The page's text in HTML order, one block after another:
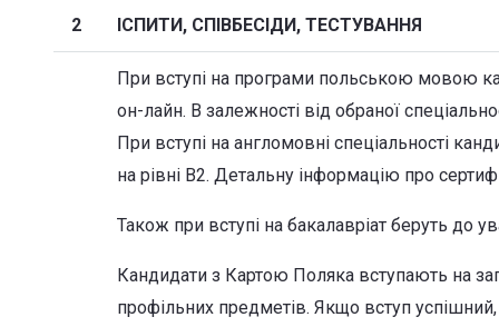
2 ІСПИТИ, СПІВБЕСІДИ, ТЕСТУВАННЯ
При вступі на програми польською мовою
он-лайн. В залежності від обраної
При вступі на англомовні спеціальності
на рівні В2. Детальну інформацію про
Також при вступі на бакалавріат беруть до
Кандидати з Картою Поляка вступають на
профільних предметів. Якщо вступ